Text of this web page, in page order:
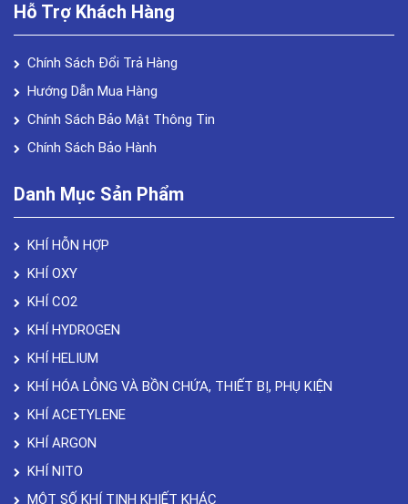
Hỗ Trợ Khách Hàng
Chính Sách Đổi Trả Hàng
Hướng Dẫn Mua Hàng
Chính Sách Bảo Mật Thông Tin
Chính Sách Bảo Hành
Danh Mục Sản Phẩm
KHÍ HỖN HỢP
KHÍ OXY
KHÍ CO2
KHÍ HYDROGEN
KHÍ HELIUM
KHÍ HÓA LỎNG VÀ BỒN CHỨA, THIẾT BỊ, PHỤ KIỆN
KHÍ ACETYLENE
KHÍ ARGON
KHÍ NITO
MỘT SỐ KHÍ TINH KHIẾT KHÁC